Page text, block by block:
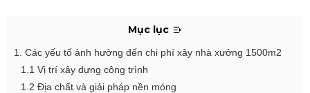
Mục lục
1. Các yếu tố ảnh hưởng đến chi phí xây nhà xưởng 1500m2
1.1 Vị trí xây dựng công trình
1.2 Địa chất và giải pháp nền móng